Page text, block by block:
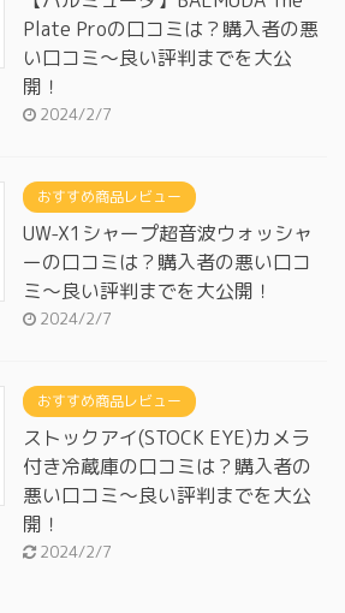
Plate Proの口コミは？購入者の悪
い口コミ～良い評判までを大公
開！
2024/2/7
おすすめ商品レビュー
UW-X1シャープ超音波ウォッシャ
ーの口コミは？購入者の悪い口コ
ミ～良い評判までを大公開！
2024/2/7
おすすめ商品レビュー
ストックアイ(STOCK EYE)カメラ
付き冷蔵庫の口コミは？購入者の
悪い口コミ～良い評判までを大公
開！
2024/2/7